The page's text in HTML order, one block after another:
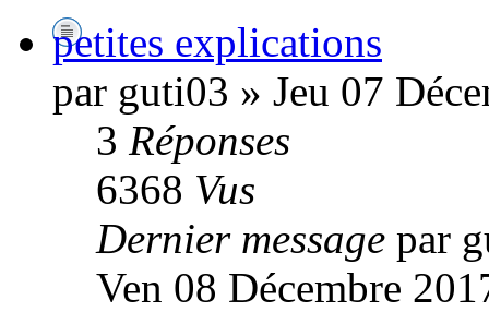
petites explications
par guti03 » Jeu 07
3 Réponses
6368 Vus
Dernier message par
Ven 08 Décembre